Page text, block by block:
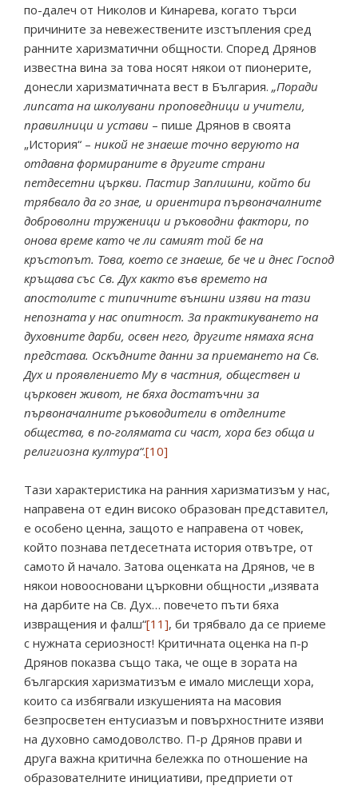
по-далеч от Николов и Кинарева, когато търси
причините за невежествените изстъпления сред
ранните харизматични общности. Според Дрянов
известна вина за това носят някои от пионерите,
донесли харизматичната вест в България. „Поради
липсата на школувани проповедници и учители,
правилници и устави – пише Дрянов в своята
„История“ – никой не знаеше точно веруюто на
отдавна формираните в другите страни
петдесетни църкви. Пастир Заплишни, който би
трябвало да го знае, и ориентира първоначалните
доброволни труженици и ръководни фактори, по
онова време като че ли самият той бе на
кръстопът. Това, което се знаеше, бе че и днес Господ
кръщава със Св. Дух както във времето на
апостолите с типичните външни изяви на тази
непозната у нас опитност. За практикуването на
духовните дарби, освен него, другите нямаха ясна
представа. Оскъдните данни за приемането на Св.
Дух и проявлението Му в частния, обществен и
църковен живот, не бяха достатъчни за
първоначалните ръководители в отделните
общества, в по-голямата си част, хора без обща и
религиозна култура“.[10]
Тази характеристика на ранния харизматизъм у нас,
направена от един високо образован представител,
е особено ценна, защото е направена от човек,
който познава петдесетната история отвътре, от
самото й начало. Затова оценката на Дрянов, че в
някои новоосновани църковни общности „изявата
на дарбите на Св. Дух… повечето пъти бяха
извращения и фалш“[11], би трябвало да се приеме
с нужната сериозност! Критичната оценка на п-р
Дрянов показва също така, че още в зората на
българския харизматизъм е имало мислещи хора,
които са избягвали изкушенията на масовия
безпросветен ентусиазъм и повърхностните изяви
на духовно самодоволство. П-р Дрянов прави и
друга важна критична бележка по отношение на
образователните инициативи, предприети от